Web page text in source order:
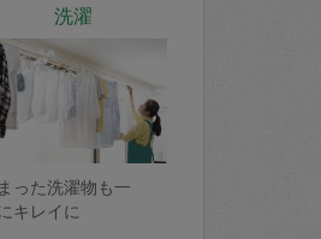
洗濯
った洗濯物も一
キレイに